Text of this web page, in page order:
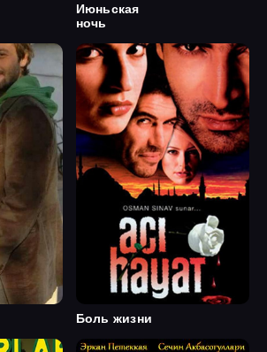
Июньская
ночь
Боль жизни